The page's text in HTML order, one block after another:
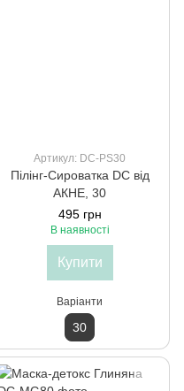
Артикул: DC-PS30
Пілінг-Сироватка DC від
АКНЕ, 30
495 грн
В наявності
Купити
Варіанти
30